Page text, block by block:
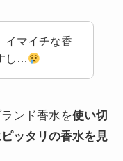
イマイチな香
し…
ンド香水を使い切
ッタリの香水を見